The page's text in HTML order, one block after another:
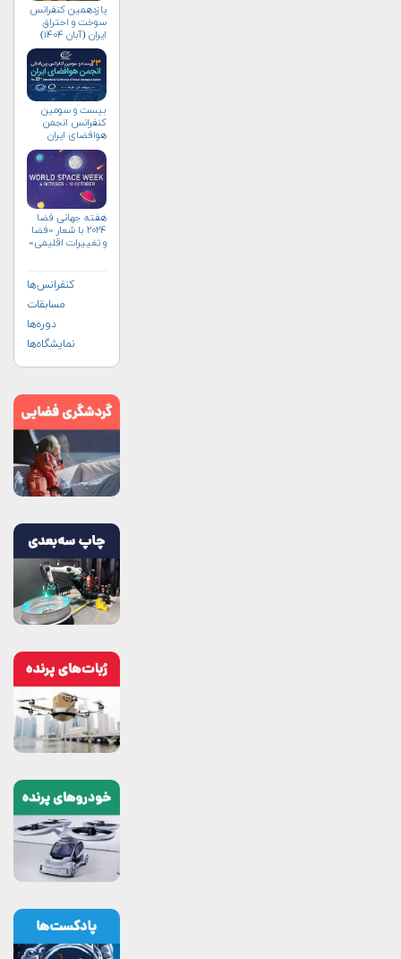
یازدهمین کنفرانس
سوخت و احتراق
ایران (آبان‌ ۱۴۰۴)
بیست و سومین
کنفرانس انجمن
هوافضای ايران
هفته جهانی فضا
۲۰۲۴ با شعار «فضا
و تغییرات اقلیمی»
کنفرانس‌ها
مسابقات
دوره‌ها
نمایشگاه‌ها